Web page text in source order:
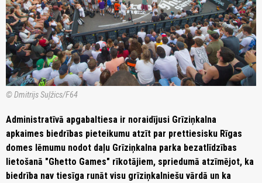
© Dmitrijs Suļžics/F64
Administratīvā apgabaltiesa ir noraidījusi Grīziņkalna
apkaimes biedrības pieteikumu atzīt par prettiesisku Rīgas
domes lēmumu nodot daļu Grīziņkalna parka bezatlīdzības
lietošanā "Ghetto Games" rīkotājiem, spriedumā atzīmējot, ka
biedrība nav tiesīga runāt visu grīziņkalniešu vārdā un ka